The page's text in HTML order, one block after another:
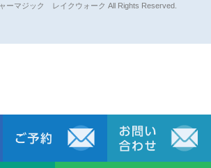
ーマジック レイクウォーク All Rights Reserved.